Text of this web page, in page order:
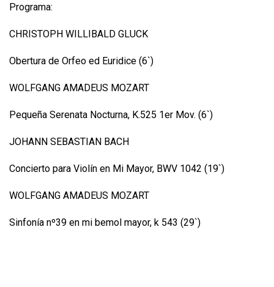
Programa:
CHRISTOPH WILLIBALD GLUCK
Obertura de Orfeo ed Euridice (6`)
WOLFGANG AMADEUS MOZART
Pequeña Serenata Nocturna, K.525 1er Mov. (6`)
JOHANN SEBASTIAN BACH
Concierto para Violín en Mi Mayor, BWV 1042 (19`)
WOLFGANG AMADEUS MOZART
Sinfonía nº39 en mi bemol mayor, k 543 (29`)